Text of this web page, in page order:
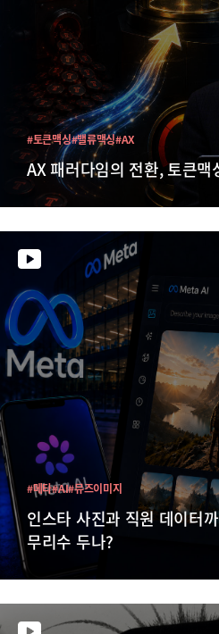
AX 패러다임의 전환, 토큰
#토큰맥싱#밸류맥싱#AX
인스타 사진과 직원 데이터
무리수 두나?
#메타#AI#뮤즈이미지